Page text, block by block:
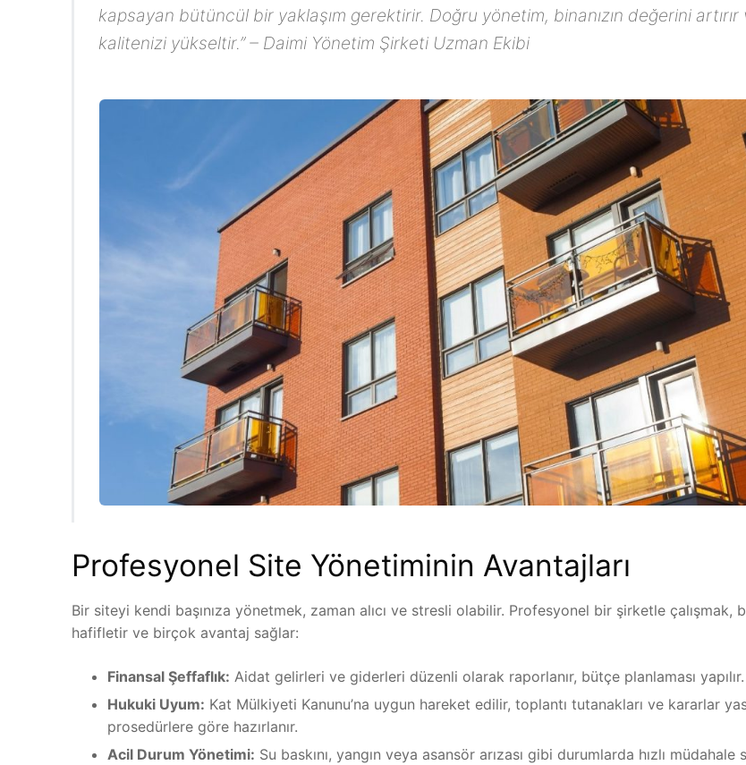
kapsayan bütüncül bir yaklaşım gerektirir. Doğru yönetim, binanızın değerini artırır
kalitenizi yükseltir.” – Daimi Yönetim Şirketi Uzman Ekibi
Profesyonel Site Yönetiminin Avantajları
Bir siteyi kendi başınıza yönetmek, zaman alıcı ve stresli olabilir. Profesyonel bir şirketle çalışmak,
hafifletir ve birçok avantaj sağlar:
Finansal Şeffaflık: Aidat gelirleri ve giderleri düzenli olarak raporlanır, bütçe planlaması yapılır.
Hukuki Uyum: Kat Mülkiyeti Kanunu’na uygun hareket edilir, toplantı tutanakları ve kararlar
prosedürlere göre hazırlanır.
Acil Durum Yönetimi: Su baskını, yangın veya asansör arızası gibi durumlarda hızlı müdahale